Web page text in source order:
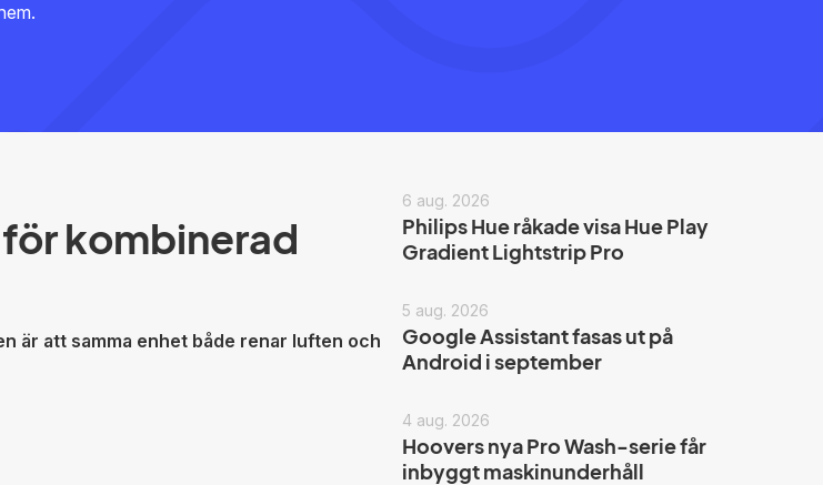
kombinerad
är att samma enhet både renar luften och
6 aug. 2026
Philips Hue råkade visa Hue Play
Gradient Lightstrip Pro
5 aug. 2026
Google Assistant fasas ut på
Android i september
4 aug. 2026
Hoovers nya Pro Wash-serie får
inbyggt maskinunderhåll